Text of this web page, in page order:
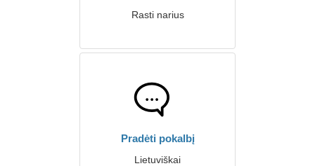
Rasti narius
Pradėti pokalbį
Lietuviškai